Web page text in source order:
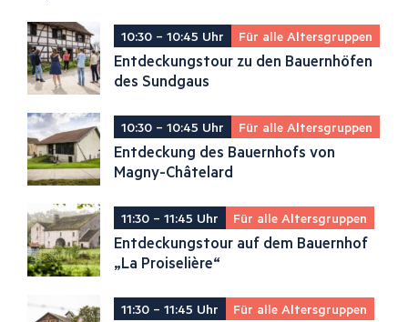
10:30 – 10:45 Uhr Für alle Altersgruppen
Entdeckungstour zu den Bauernhöfen
des Sundgaus
10:30 – 10:45 Uhr Für alle Altersgruppen
Entdeckung des Bauernhofs von
Magny-Châtelard
11:30 – 11:45 Uhr Für alle Altersgruppen
Entdeckungstour auf dem Bauernhof
„La Proiselière“
11:30 – 11:45 Uhr Für alle Altersgruppen